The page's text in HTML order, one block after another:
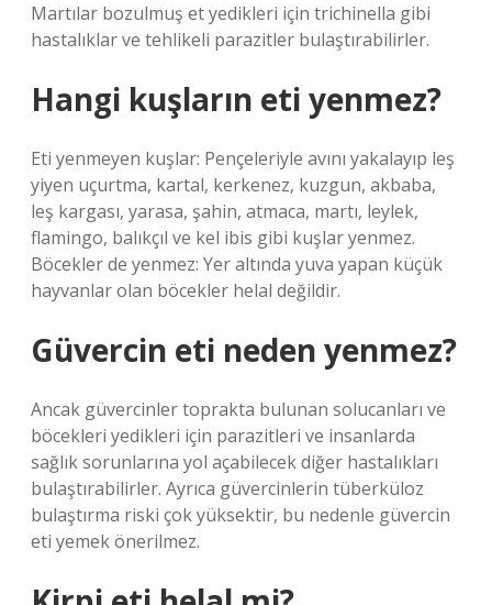
Martılar bozulmuş et yedikleri için trichinella gibi
hastalıklar ve tehlikeli parazitler bulaştırabilirler.
Hangi kuşların eti yenmez?
Eti yenmeyen kuşlar: Pençeleriyle avını yakalayıp leş
yiyen uçurtma, kartal, kerkenez, kuzgun, akbaba,
leş kargası, yarasa, şahin, atmaca, martı, leylek,
flamingo, balıkçıl ve kel ibis gibi kuşlar yenmez.
Böcekler de yenmez: Yer altında yuva yapan küçük
hayvanlar olan böcekler helal değildir.
Güvercin eti neden yenmez?
Ancak güvercinler toprakta bulunan solucanları ve
böcekleri yedikleri için parazitleri ve insanlarda
sağlık sorunlarına yol açabilecek diğer hastalıkları
bulaştırabilirler. Ayrıca güvercinlerin tüberküloz
bulaştırma riski çok yüksektir, bu nedenle güvercin
eti yemek önerilmez.